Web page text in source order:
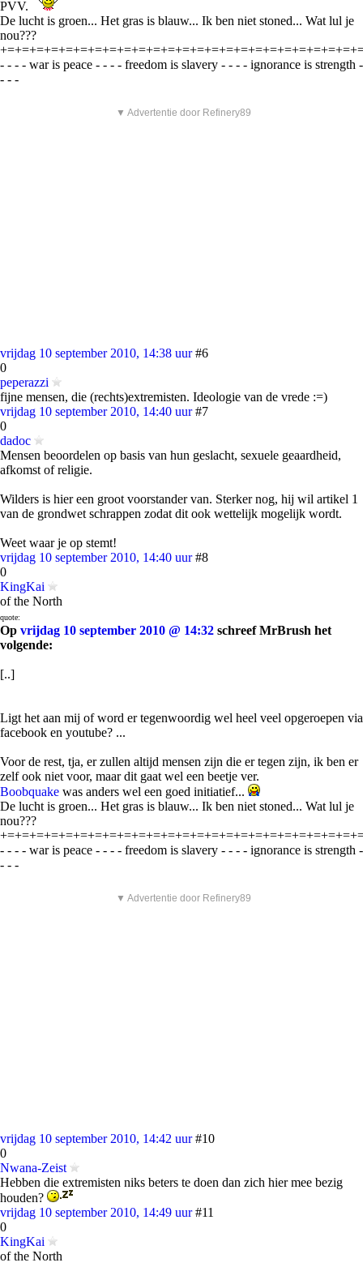
PVV.
De lucht is groen... Het gras is blauw... Ik ben niet stoned... Wat lul je
nou???
- - - - war is peace - - - - freedom is slavery - - - - ignorance is strength -
- - -
▼ Advertentie door Refinery89
vrijdag 10 september 2010, 14:38 uur #6
0
peperazzi
fijne mensen, die (rechts)extremisten. Ideologie van de vrede :=)
vrijdag 10 september 2010, 14:40 uur #7
0
dadoc
Mensen beoordelen op basis van hun geslacht, sexuele geaardheid,
afkomst of religie.
Wilders is hier een groot voorstander van. Sterker nog, hij wil artikel 1
van de grondwet schrappen zodat dit ook wettelijk mogelijk wordt.
Weet waar je op stemt!
vrijdag 10 september 2010, 14:40 uur #8
0
KingKai
of the North
quote:
Op vrijdag 10 september 2010 @ 14:32 schreef MrBrush het
volgende:
[..]
Ligt het aan mij of word er tegenwoordig wel heel veel opgeroepen via
facebook en youtube? ...
Voor de rest, tja, er zullen altijd mensen zijn die er tegen zijn, ik ben er
zelf ook niet voor, maar dit gaat wel een beetje ver.
Boobquake was anders wel een goed initiatief...
De lucht is groen... Het gras is blauw... Ik ben niet stoned... Wat lul je
nou???
- - - - war is peace - - - - freedom is slavery - - - - ignorance is strength -
- - -
▼ Advertentie door Refinery89
vrijdag 10 september 2010, 14:42 uur #10
0
Nwana-Zeist
Hebben die extremisten niks beters te doen dan zich hier mee bezig
houden?
vrijdag 10 september 2010, 14:49 uur #11
0
KingKai
of the North